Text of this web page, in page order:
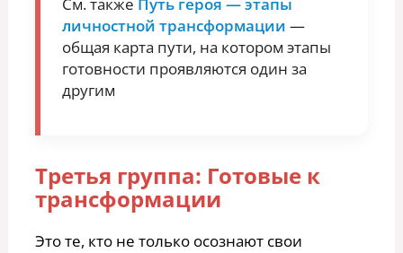
См. также Путь героя — этапы
личностной трансформации —
общая карта пути, на котором этапы
готовности проявляются один за
другим
Третья группа: Готовые к
трансформации
Это те, кто не только осознают свои